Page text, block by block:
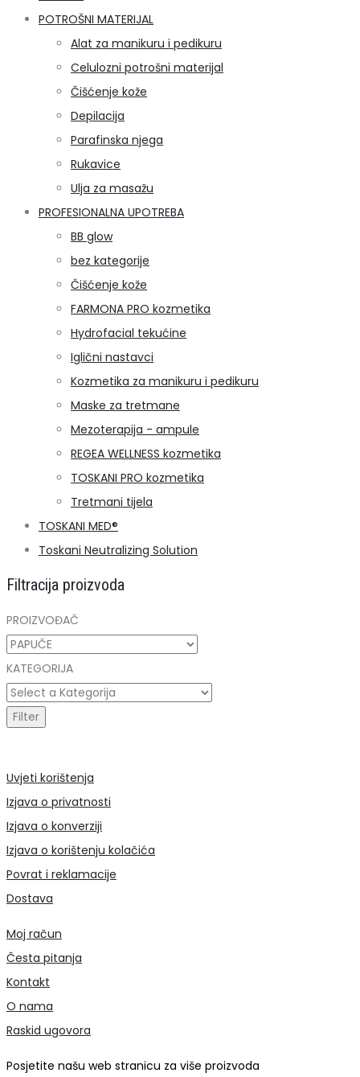
POTROŠNI MATERIJAL
Alat za manikuru i pedikuru
Celulozni potrošni materijal
Čišćenje kože
Depilacija
Parafinska njega
Rukavice
Ulja za masažu
PROFESIONALNA UPOTREBA
BB glow
bez kategorije
Čišćenje kože
FARMONA PRO kozmetika
Hydrofacial tekućine
Iglični nastavci
Kozmetika za manikuru i pedikuru
Maske za tretmane
Mezoterapija - ampule
REGEA WELLNESS kozmetika
TOSKANI PRO kozmetika
Tretmani tijela
TOSKANI MED®️
Toskani Neutralizing Solution
Filtracija proizvoda
PROIZVOĐAČ
KATEGORIJA
Uvjeti korištenja
Izjava o privatnosti
Izjava o konverziji
Izjava o korištenju kolačića
Povrat i reklamacije
Dostava
Moj račun
Česta pitanja
Kontakt
O nama
Raskid ugovora
Posjetite našu web stranicu za više proizvoda